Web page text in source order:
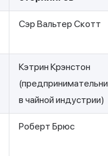
Сэр Вальтер Скотт
Кэтрин Крэнстон
в чайной индустрии)
Роберт Брюс